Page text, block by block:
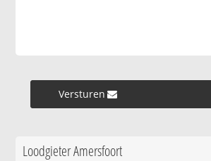
Versturen »
Loodgieter Amersfoort